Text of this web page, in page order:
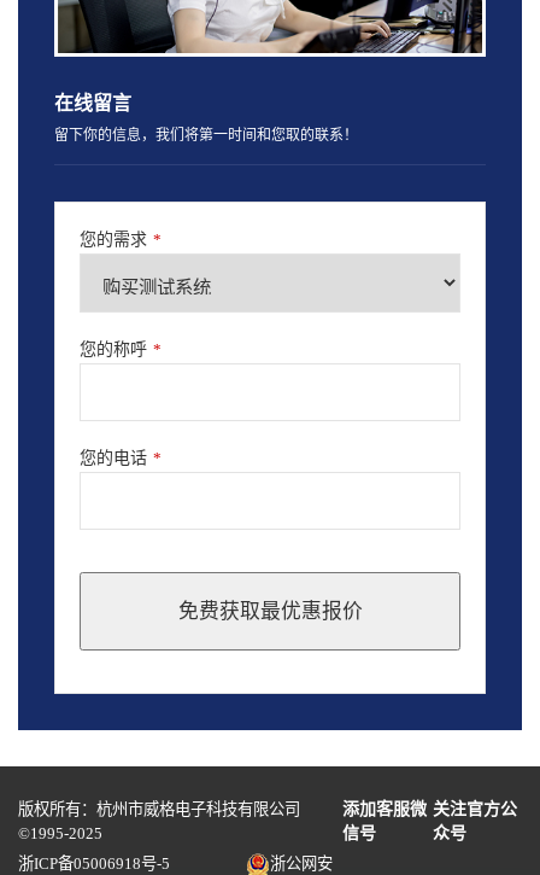
在线留言
留下你的信息，我们将第一时间和您取的联系！
您的需求 *
您的称呼 *
您的电话 *
免费获取最优惠报价
should
blank
版权所有：杭州市威格电子科技有限公司
©1995-2025
添加客服微
信号
关注官方公
众号
浙ICP备05006918号-5
浙公网安